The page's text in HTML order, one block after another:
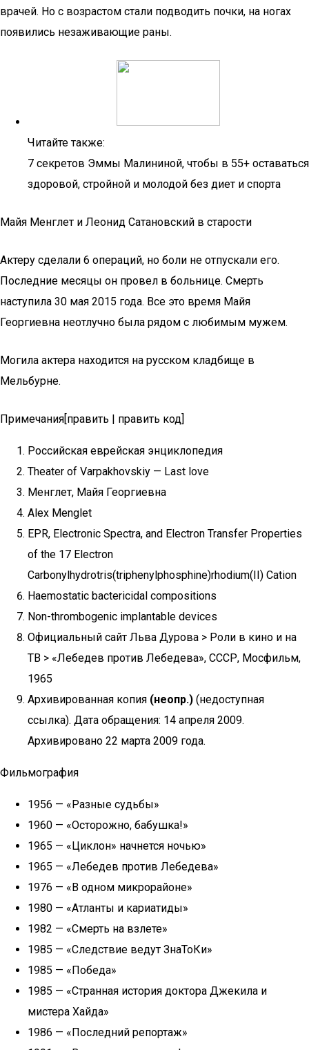
врачей. Но с возрастом стали подводить почки, на ногах
появились незаживающие раны.
Читайте также:
7 секретов Эммы Малининой, чтобы в 55+ оставаться
здоровой, стройной и молодой без диет и спорта
Майя Менглет и Леонид Сатановский в старости
Актеру сделали 6 операций, но боли не отпускали его.
Последние месяцы он провел в больнице. Смерть
наступила 30 мая 2015 года. Все это время Майя
Георгиевна неотлучно была рядом с любимым мужем.
Могила актера находится на русском кладбище в
Мельбурне.
Примечания[править | править код]
Российская еврейская энциклопедия
Theater of Varpakhovskiy — Last love
Менглет, Майя Георгиевна
Alex Menglet
EPR, Electronic Spectra, and Electron Transfer Properties
of the 17 Electron
Carbonylhydrotris(triphenylphosphine)rhodium(II) Cation
Haemostatic bactericidal compositions
Non-thrombogenic implantable devices
Официальный сайт Льва Дурова > Роли в кино и на
ТВ > «Лебедев против Лебедева», СССР, Мосфильм,
1965
Архивированная копия (неопр.) (недоступная
ссылка). Дата обращения: 14 апреля 2009.
Архивировано 22 марта 2009 года.
Фильмография
1956 — «Разные судьбы»
1960 — «Осторожно, бабушка!»
1965 — «Циклон» начнется ночью»
1965 — «Лебедев против Лебедева»
1976 — «В одном микрорайоне»
1980 — «Атланты и кариатиды»
1982 — «Смерть на взлете»
1985 — «Следствие ведут ЗнаТоКи»
1985 — «Победа»
1985 — «Странная история доктора Джекила и
мистера Хайда»
1986 — «Последний репортаж»